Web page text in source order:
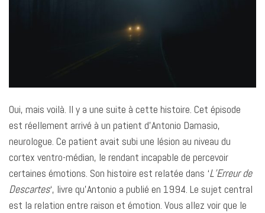
Oui, mais voilà. Il y a une suite à cette histoire. Cet épisode
est réellement arrivé à un patient d’Antonio Damasio,
neurologue. Ce patient avait subi une lésion au niveau du
cortex ventro-médian, le rendant incapable de percevoir
certaines émotions. Son histoire est relatée dans ‘L’Erreur de
Descartes‘, livre qu’Antonio a publié en 1994. Le sujet central
est la relation entre raison et émotion. Vous allez voir que le